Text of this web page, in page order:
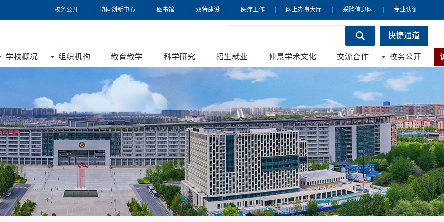
专业认证
采购信息网
网上办事大厅
医疗工作
双特建设
图书馆
协同创新中心
校务公开
快捷通道
学校概况 组织机构 教育教学 科学研究 招生就业 仲景学术文化 交流合作 校务公开